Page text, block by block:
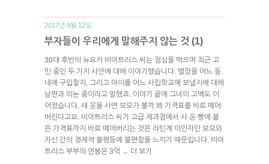
2017년 9월 12일.
부자들이 우리에게 말해주지 않는 것 (1)
30대 후반의 뉴요커 비아트리스 씨는 점심을 먹으며 최근 고
민 중인 두 가지 사안에 대해 이야기했습니다. 별장을 어느 동
네에 구입할지, 그리고 아이를 어느 사립학교에 보낼지에 대해
남편과 의논 중이라고 말했죠. 이야기 끝에 그녀의 고백도 이
어졌습니다. 새 옷을 사면 보모가 볼까 봐 가격표를 바로 떼어
버린다고요. 비아트리스 씨가 고급 제과점에서 사 온 빵에 붙
은 가격표까지 바로 떼어버리는 것은 라틴계 이민자인 보모와
자신 간의 경제적 불평등에 불편함을 느끼기 때문입니다. 비아
트리스 부부의 연봉은 3억 → 더 보기